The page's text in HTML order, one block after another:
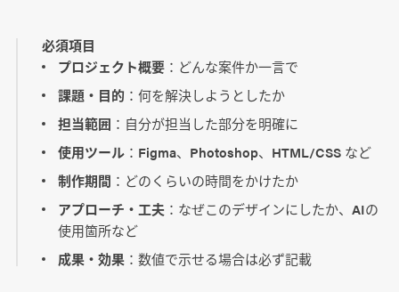
必須項目
プロジェクト概要 ：どんな案件か一言で
課題・目的 ：何を解決しようとしたか
担当範囲 ：自分が担当した部分を明確に
使用ツール ：Figma、Photoshop、HTML/CSS など
制作期間 ：どのくらいの時間をかけたか
アプローチ・工夫 ：なぜこのデザインにしたか、AIの
使用箇所など
成果・効果 ：数値で示せる場合は必ず記載